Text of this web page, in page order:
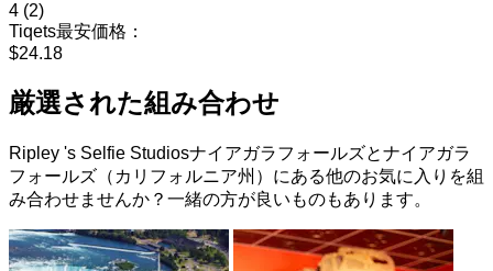
4 (2)
Tiqets最安価格：
$24.18
厳選された組み合わせ
Ripley 's Selfie Studiosナイアガラフォールズとナイアガラ
フォールズ（カリフォルニア州）にある他のお気に入りを組
み合わせませんか？一緒の方が良いものもあります。